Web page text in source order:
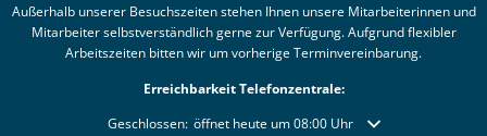
Außerhalb unserer Besuchszeiten stehen Ihnen unsere Mitarbeiterinnen und
Mitarbeiter selbstverständlich gerne zur Verfügung. Aufgrund flexibler
Arbeitszeiten bitten wir um vorherige Terminvereinbarung.
Erreichbarkeit Telefonzentrale:
Klicken, um weitere Öffnungs- oder Schließzeiten
Geschlossen: öffnet heute um 08:00 Uhr